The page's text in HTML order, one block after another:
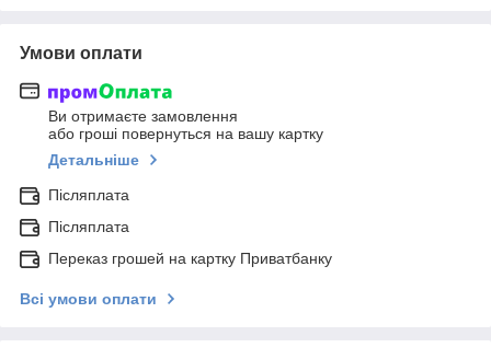
Умови оплати
Ви отримаєте замовлення
або гроші повернуться на вашу картку
Детальніше
Післяплата
Післяплата
Переказ грошей на картку Приватбанку
Всі умови оплати